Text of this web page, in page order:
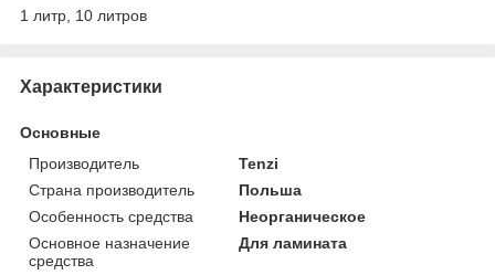
1 литр, 10 литров
Характеристики
Основные
Производитель
Tenzi
Страна производитель
Польша
Особенность средства
Неорганическое
Основное назначение
средства
Для ламината